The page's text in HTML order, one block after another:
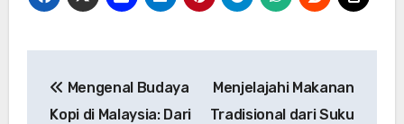
pos
Mengenal Budaya
Kopi di Malaysia: Dari
Menjelajahi Makanan
Tradisional dari Suku